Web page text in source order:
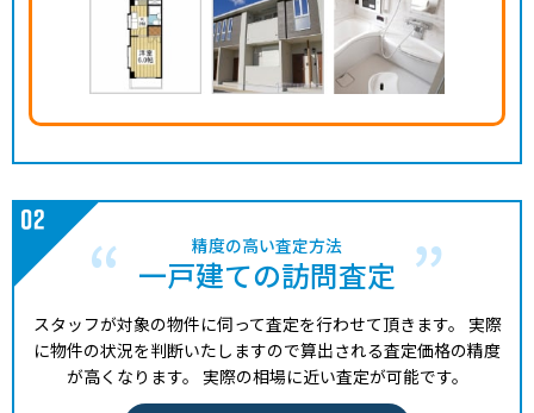
精度の高い査定方法
一戸建ての訪問査定
スタッフが対象の物件に伺って査定を行わせて頂きます。 実際
に物件の状況を判断いたしますので算出される査定価格の精度
が高くなります。 実際の相場に近い査定が可能です。